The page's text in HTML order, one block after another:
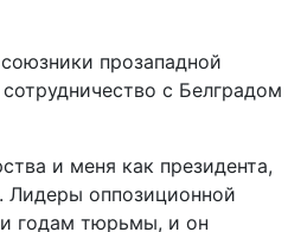
прозападной
с Белградом
и меня как президента,
Лидеры оппозиционной
годам тюрьмы, и он